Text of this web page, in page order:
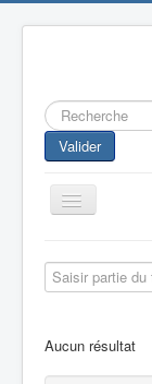
Rechercher
Valider
Toggle
Navigation
Aviation
Saisir partie du
Aucun résultat